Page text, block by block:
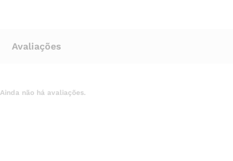
Avaliações
Ainda não há avaliações.